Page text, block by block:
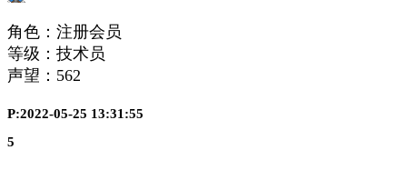
角色：注册会员
等级：技术员
声望： 562
P:2022-05-25 13:31:55
5